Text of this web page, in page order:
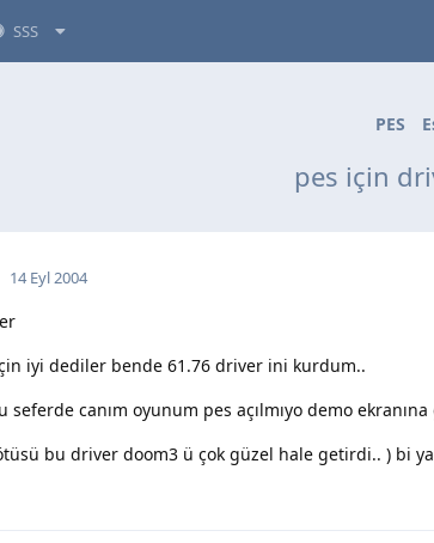
SSS
PES
pes için
14 Eyl 2004
iyi dediler bende 61.76 driver ini kurdum..
seferde canım oyunum pes açılmıyo demo
bu driver doom3 ü çok güzel hale getirdi.. ) bi